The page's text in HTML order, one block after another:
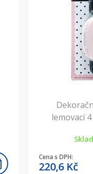
lemovací
Cena s DPH:
220,6 Kč